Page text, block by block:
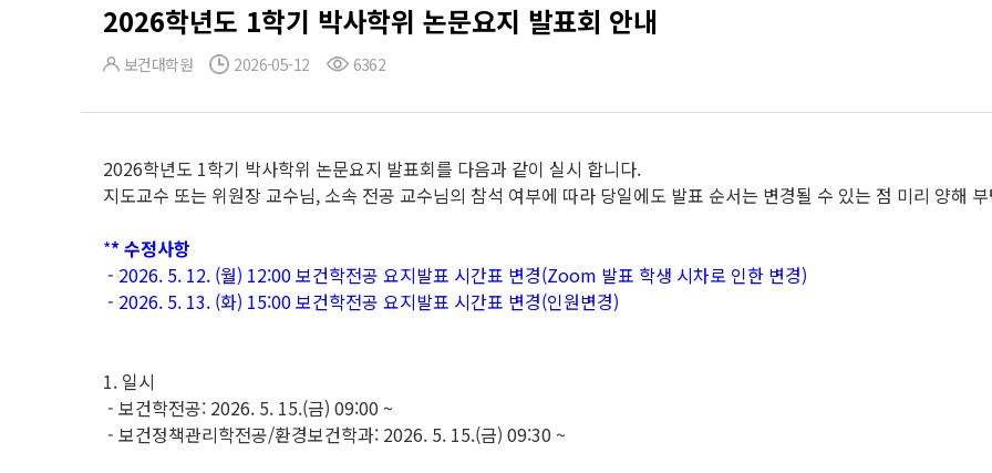
2026학년도 1학기 박사학위 논문요지 발표회 안내
보건대학원 2026-05-12 6362
2026학년도 1학기 박사학위 논문요지 발표회를 다음과 같이 실시 합니다.
지도교수 또는 위원장 교수님, 소속 전공 교수님의 참석 여부에 따라 당일에도 발표 순서는 변경될 수 있는 점 미리 양해
** 수정사항
- 2026. 5. 12. (월) 12:00 보건학전공 요지발표 시간표 변경(Zoom 발표 학생 시차로 인한 변경)
- 2026. 5. 13. (화) 15:00 보건학전공 요지발표 시간표 변경(인원변경)
1. 일시
- 보건학전공: 2026. 5. 15.(금) 09:00 ~
- 보건정책관리학전공/환경보건학과: 2026. 5. 15.(금) 09:30 ~